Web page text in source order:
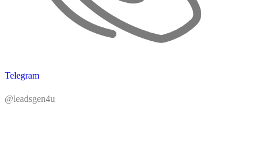
Telegram
@leadsgen4u